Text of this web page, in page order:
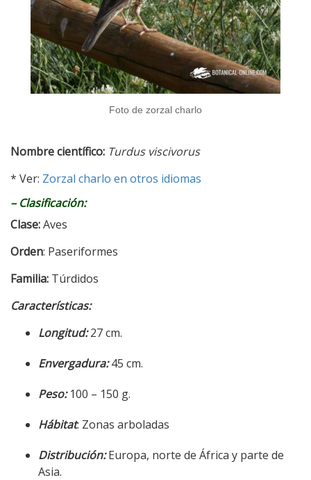
Foto de zorzal charlo
Nombre científico: Turdus viscivorus
* Ver: Zorzal charlo en otros idiomas
– Clasificación:
Clase:Aves
Orden: Paseriformes
Familia: Túrdidos
Características:
Longitud:27 cm.
Envergadura:45 cm.
Peso:100 – 150 g.
Hábitat: Zonas arboladas
Distribución:Europa, norte de África y parte de
Asia.